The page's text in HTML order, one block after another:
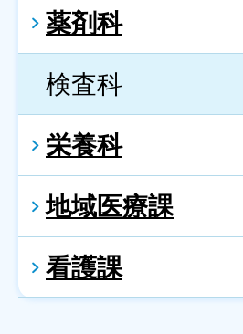
薬剤科
検査科
栄養科
地域医療課
看護課